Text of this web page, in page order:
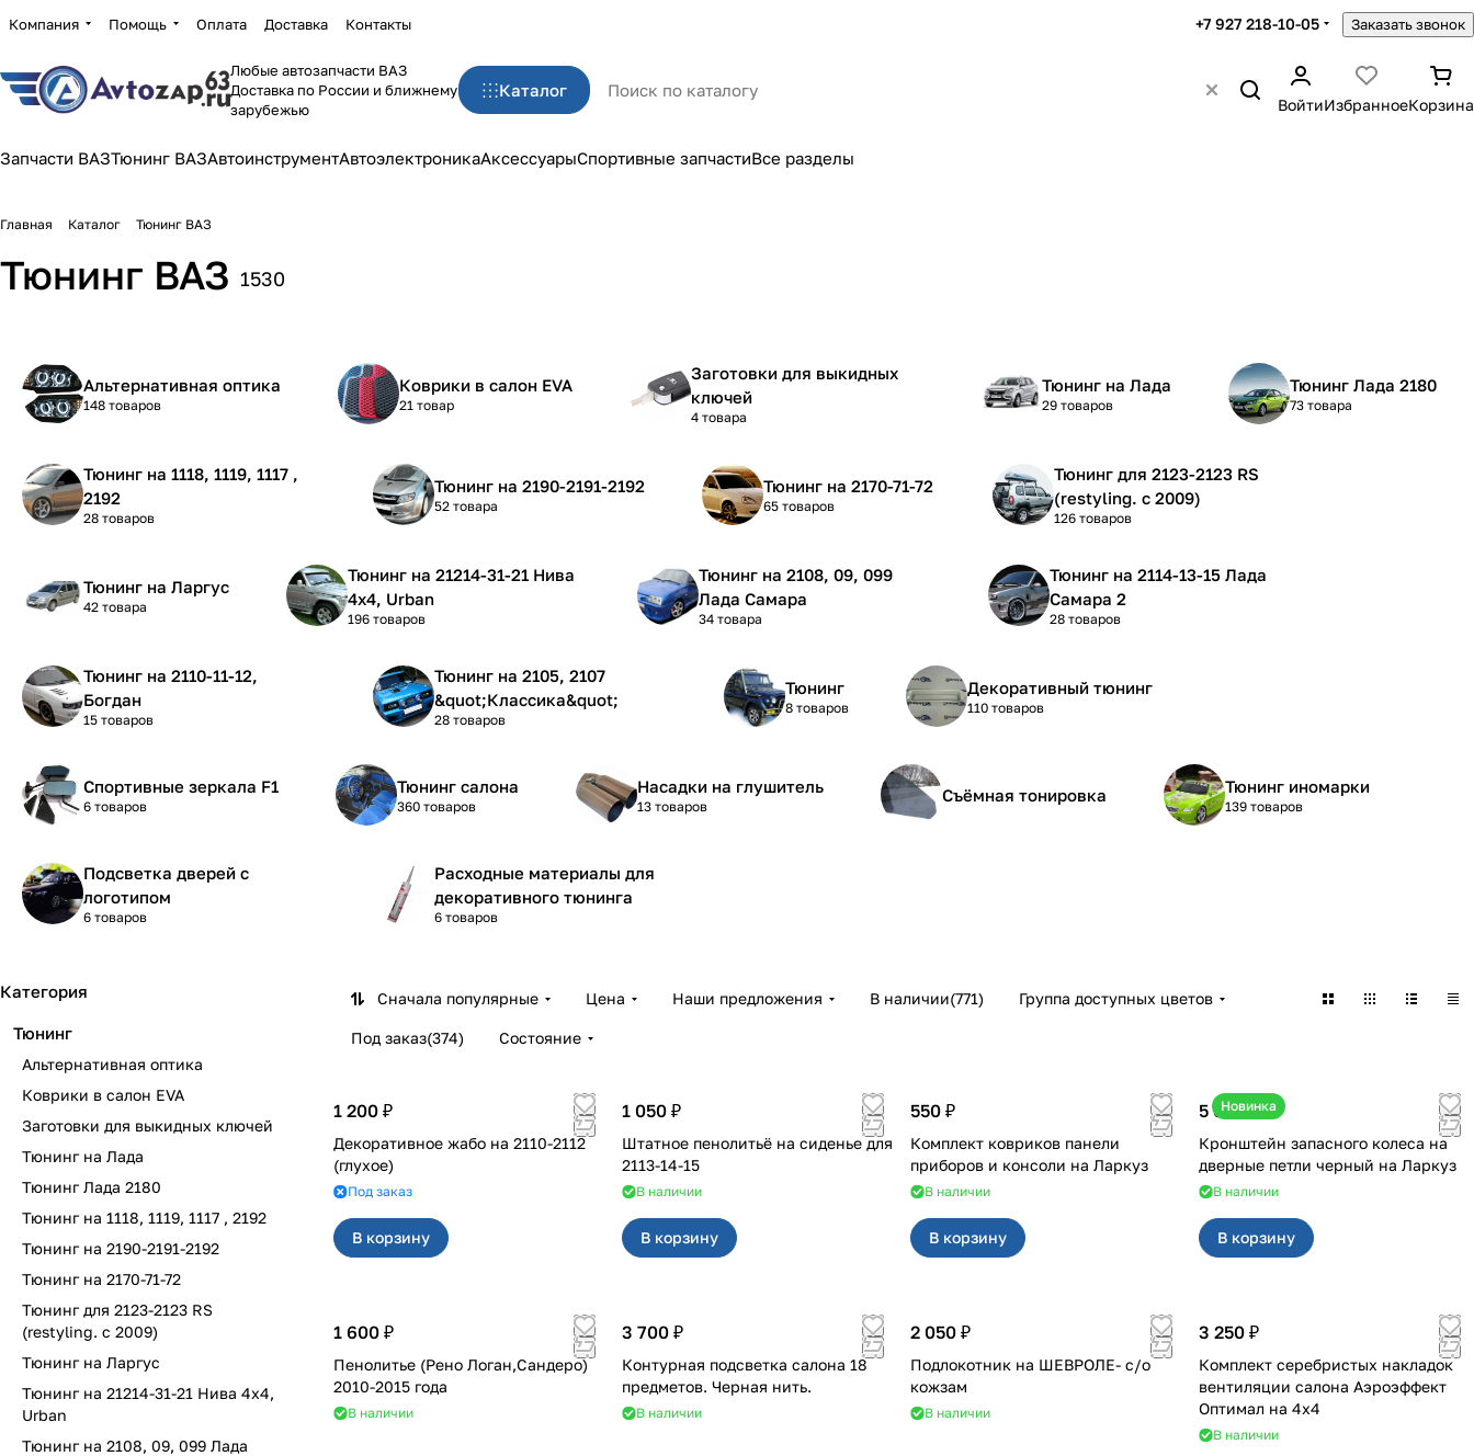
Компания Помощь Оплата Доставка Контакты +7 927 218-10-05 Заказать звонок
Любые автозапчасти ВАЗ
Доставка по России и ближнему
зарубежью
Каталог
ВойтиИзбранноеКорзина
Запчасти ВАЗТюнинг ВАЗАвтоинструментАвтоэлектроникаАксессуарыСпортивные запчастиВсе разделы
Главная Каталог Тюнинг ВАЗ
Тюнинг ВАЗ 1530
Альтернативная оптика
148 товаров
Коврики в салон EVA
21 товар
Заготовки для выкидных
ключей
4 товара
Тюнинг на Лада
29 товаров
Тюнинг Лада 2180
73 товара
Тюнинг на 1118, 1119, 1117 ,
2192
28 товаров
Тюнинг на 2190-2191-2192
52 товара
Тюнинг на 2170-71-72
65 товаров
Тюнинг для 2123-2123 RS
(restyling. с 2009)
126 товаров
Тюнинг на Ларгус
42 товара
Тюнинг на 21214-31-21 Нива
4х4, Urban
196 товаров
Тюнинг на 2108, 09, 099
Лада Самара
34 товара
Тюнинг на 2114-13-15 Лада
Самара 2
28 товаров
Тюнинг на 2110-11-12,
Богдан
15 товаров
Тюнинг на 2105, 2107
&quot;Классика&quot;
28 товаров
Тюнинг
8 товаров
Декоративный тюнинг
110 товаров
Спортивные зеркала F1
6 товаров
Тюнинг салона
360 товаров
Насадки на глушитель
13 товаров
Съёмная тонировка Тюнинг иномарки
139 товаров
Подсветка дверей с
логотипом
6 товаров
Расходные материалы для
декоративного тюнинга
6 товаров
Сначала популярные Цена Наши предложения В наличии(771) Группа доступных цветов
Под заказ(374) Состояние
1 200 ₽
Декоративное жабо на 2110-2112
(глухое)
Под заказ
В корзину
1 050 ₽
Штатное пенолитьё на сиденье для
2113-14-15
В наличии
В корзину
550 ₽
Комплект ковриков панели
приборов и консоли на Ларкуз
В наличии
В корзину
Новинка
5 050 ₽
Кронштейн запасного колеса на
дверные петли черный на Ларкуз
В наличии
В корзину
1 600 ₽
Пенолитье (Рено Логан,Сандеро)
2010-2015 года
В наличии
3 700 ₽
Контурная подсветка салона 18
предметов. Черная нить.
В наличии
2 050 ₽
Подлокотник на ШЕВРОЛЕ- с/о
кожзам
В наличии
3 250 ₽
Комплект серебристых накладок
вентиляции салона Аэроэффект
Оптимал на 4х4
В наличии
Категория
Тюнинг
Альтернативная оптика
Коврики в салон EVA
Заготовки для выкидных ключей
Тюнинг на Лада
Тюнинг Лада 2180
Тюнинг на 1118, 1119, 1117 , 2192
Тюнинг на 2190-2191-2192
Тюнинг на 2170-71-72
Тюнинг для 2123-2123 RS
(restyling. с 2009)
Тюнинг на Ларгус
Тюнинг на 21214-31-21 Нива 4х4,
Urban
Тюнинг на 2108, 09, 099 Лада